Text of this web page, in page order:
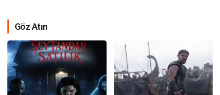
Göz Atın